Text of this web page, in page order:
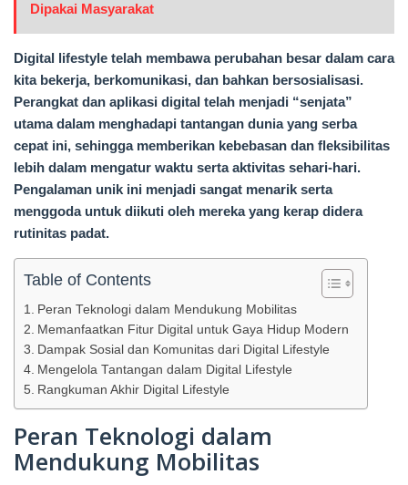
Dipakai Masyarakat
Digital lifestyle telah membawa perubahan besar dalam cara
kita bekerja, berkomunikasi, dan bahkan bersosialisasi.
Perangkat dan aplikasi digital telah menjadi “senjata”
utama dalam menghadapi tantangan dunia yang serba
cepat ini, sehingga memberikan kebebasan dan fleksibilitas
lebih dalam mengatur waktu serta aktivitas sehari-hari.
Pengalaman unik ini menjadi sangat menarik serta
menggoda untuk diikuti oleh mereka yang kerap didera
rutinitas padat.
Table of Contents
Peran Teknologi dalam Mendukung Mobilitas
Memanfaatkan Fitur Digital untuk Gaya Hidup Modern
Dampak Sosial dan Komunitas dari Digital Lifestyle
Mengelola Tantangan dalam Digital Lifestyle
Rangkuman Akhir Digital Lifestyle
Peran Teknologi dalam
Mendukung Mobilitas